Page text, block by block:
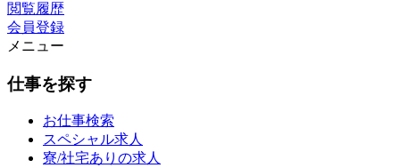
閲覧履歴
会員登録
メニュー
仕事を探す
お仕事検索
スペシャル求人
寮/社宅ありの求人